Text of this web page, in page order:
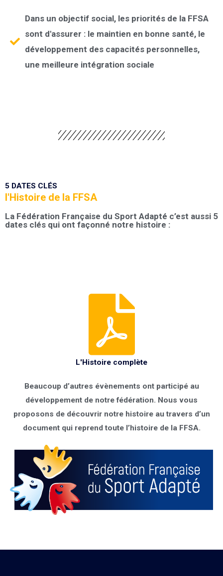
Dans un objectif social, les priorités de la FFSA
sont d'assurer : le maintien en bonne santé, le
développement des capacités personnelles,
une meilleure intégration sociale
5 DATES CLÉS
l'Histoire de la FFSA
La Fédération Française du Sport Adapté c’est aussi 5
dates clés qui ont façonné notre histoire :
L'Histoire complète
Beaucoup d’autres évènements ont participé au
développement de notre fédération. Nous vous
proposons de découvrir notre histoire au travers d’un
document qui reprend toute l’histoire de la FFSA.